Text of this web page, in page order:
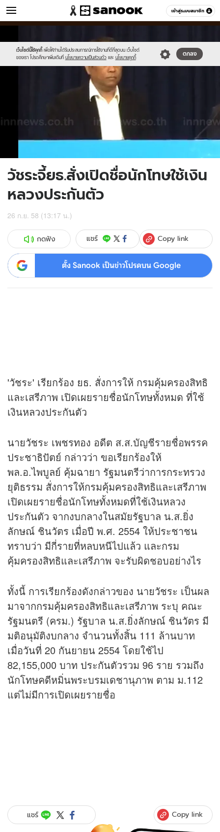
เข้าสู่ระบบสมาชิก
ข่าว หมวดอื่นๆ
เว็บไซต์นี้ใช้คุกกี้ เพื่อให้ท่านได้รับประสบการณ์การใช้งานที่ดีที่สุดบน เว็บไซต์
ของเรา โปรดศึกษาเพิ่มเติมที่ นโยบายความเป็นส่วนตัว และ นโยบายคุกกี้
ตกลง
new-
sanook.png
02.jpg
วัชระจี้ยธ.สั่งเปิดชื่อนักโทษใช้เงิน
หลวงประกันตัว
26 ก.ย. 58 (13:17 น.)
กดฟัง แชร์ Copy link
ตั้ง Sanook เป็นข่าวโปรดบน Google
'วัชระ' เรียกร้อง ยธ. สั่งการให้ กรมคุ้มครองสิทธิ
และเสรีภาพ เปิดเผยรายชื่อนักโทษทั้งหมด ที่ใช้
เงินหลวงประกันตัว
นายวัชระ เพชรทอง อดีต ส.ส.บัญชีรายชื่อพรรค
ประชาธิปัตย์ กล่าวว่า ขอเรียกร้องให้
พล.อ.ไพบูลย์ คุ้มฉายา รัฐมนตรีว่าการกระทรวง
ยุติธรรม สั่งการให้กรมคุ้มครองสิทธิและเสรีภาพ
เปิดเผยรายชื่อนักโทษทั้งหมดที่ใช้เงินหลวง
ประกันตัว จากงบกลางในสมัยรัฐบาล น.ส.ยิ่ง
ลักษณ์ ชินวัตร เมื่อปี พ.ศ. 2554 ให้ประชาชน
ทราบว่า มีกี่รายที่หลบหนีไปแล้ว และกรม
คุ้มครองสิทธิและเสรีภาพ จะรับผิดชอบอย่างไร
ทั้งนี้ การเรียกร้องดังกล่าวของ นายวัชระ เป็นผล
มาจากกรมคุ้มครองสิทธิและเสรีภาพ ระบุ คณะ
รัฐมนตรี (ครม.) รัฐบาล น.ส.ยิ่งลักษณ์ ชินวัตร มี
มติอนุมัติงบกลาง จำนวนทั้งสิ้น 111 ล้านบาท
เมื่อวันที่ 20 กันยายน 2554 โดยใช้ไป
82,155,000 บาท ประกันตัวรวม 96 ราย รวมถึง
นักโทษคดีหมิ่นพระบรมเดชานุภาพ ตาม ม.112
แต่ไม่มีการเปิดเผยรายชื่อ
แชร์ Copy link